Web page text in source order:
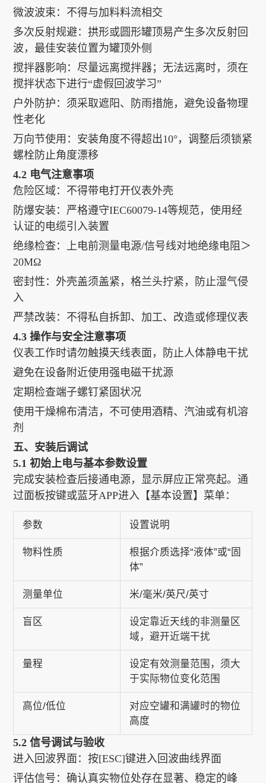
微波波束：不得与加料料流相交
多次反射规避：拱形或圆形罐顶易产生多次反射回
波，最佳安装位置为罐顶外侧
搅拌器影响：尽量远离搅拌器；无法远离时，须在
搅拌状态下进行“虚假回波学习”
户外防护：须采取遮阳、防雨措施，避免设备物理
性老化
万向节使用：安装角度不得超出10°，调整后须锁紧
螺栓防止角度漂移
4.2 电气注意事项
危险区域：不得带电打开仪表外壳
防爆安装：严格遵守IEC60079-14等规范，使用经
认证的电缆引入装置
绝缘检查：上电前测量电源/信号线对地绝缘电阻＞
20MΩ
密封性：外壳盖须盖紧，格兰头拧紧，防止湿气侵
入
严禁改装：不得私自拆卸、加工、改造或修理仪表
4.3 操作与安全注意事项
仪表工作时请勿触摸天线表面，防止人体静电干扰
避免在设备附近使用强电磁干扰源
定期检查端子螺钉紧固状况
使用干燥棉布清洁，不可使用酒精、汽油或有机溶
剂
五、安装后调试
5.1 初始上电与基本参数设置
完成安装检查后接通电源，显示屏应正常亮起。通
过面板按键或蓝牙APP进入【基本设置】菜单：
参数 设置说明
物料性质
根据介质选择“液体”或“固
体”
测量单位 米/毫米/英尺/英寸
盲区
设定靠近天线的非测量区
域，避开近端干扰
量程
设定有效测量范围，须大
于实际物位变化范围
高位/低位
对应空罐和满罐时的物位
高度
5.2 信号调试与验收
进入回波界面：按[ESC]键进入回波曲线界面
评估信号：确认真实物位处存在显著、稳定的峰